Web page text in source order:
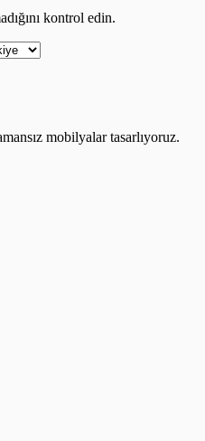
kontrol edin.
mobilyalar tasarlıyoruz.